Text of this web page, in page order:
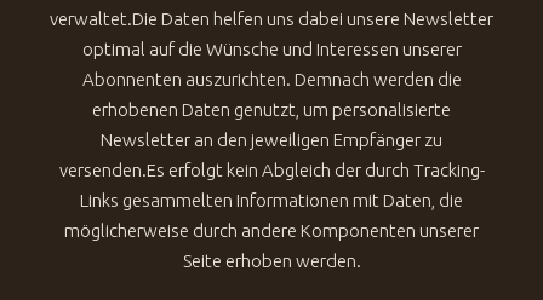
verwaltet.Die Daten helfen uns dabei unsere Newsletter
optimal auf die Wünsche und Interessen unserer
Abonnenten auszurichten. Demnach werden die
erhobenen Daten genutzt, um personalisierte
Newsletter an den jeweiligen Empfänger zu
versenden.Es erfolgt kein Abgleich der durch Tracking-
Links gesammelten Informationen mit Daten, die
möglicherweise durch andere Komponenten unserer
Seite erhoben werden.